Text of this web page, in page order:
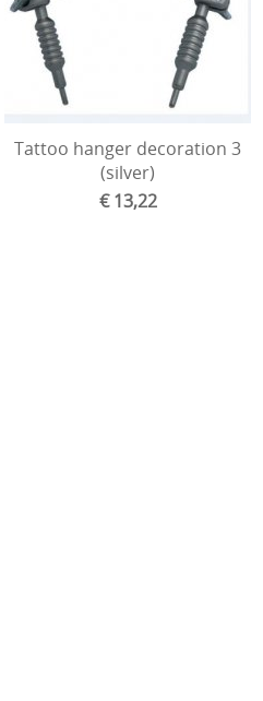
Tattoo hanger decoration 3
(silver)
€ 13,22